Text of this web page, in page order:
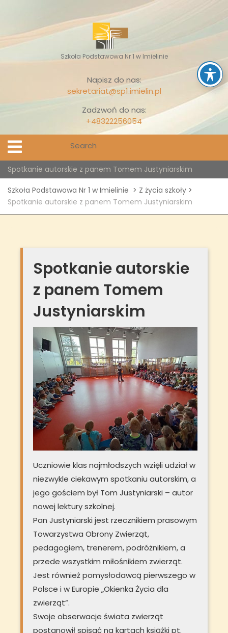
content
Szkoła Podstawowa Nr 1 w Imielinie
Napisz do nas:
sekretariat@sp1.imielin.pl
Zadzwoń do nas:
+48322256054
Open
Menu
Spotkanie autorskie z panem Tomem Justyniarskim
Szkoła Podstawowa Nr 1 w Imielinie > Z życia szkoły >
Spotkanie autorskie z panem Tomem Justyniarskim
Spotkanie autorskie
z panem Tomem
Justyniarskim
Uczniowie klas najmłodszych wzięli udział w
niezwykle ciekawym spotkaniu autorskim, a
jego gościem był Tom Justyniarski – autor
nowej lektury szkolnej.
Pan Justyniarski jest rzecznikiem prasowym
Towarzystwa Obrony Zwierząt,
pedagogiem, trenerem, podróżnikiem, a
przede wszystkim miłośnikiem zwierząt.
Jest również pomysłodawcą pierwszego w
Polsce i w Europie „Okienka Życia dla
zwierząt”.
Swoje obserwacje świata zwierząt
postanowił spisać na kartach książki pt.